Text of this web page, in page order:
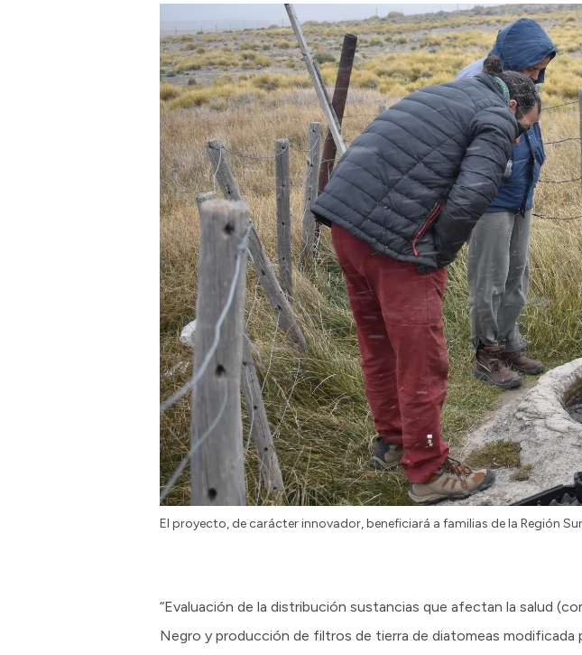
El proyecto, de carácter innovador, beneficiará a familias de la Región
“Evaluación de la distribución sustancias que afectan la salud
Negro y producción de filtros de tierra de diatomeas